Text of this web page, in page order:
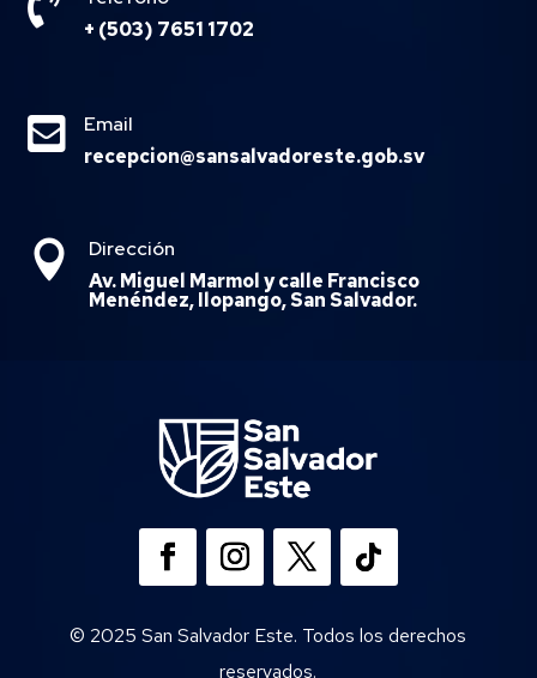
+ (503) 7651 1702

Email
recepcion@sansalvadoreste.gob.sv

Dirección
Av. Miguel Marmol y calle Francisco
Menéndez, Ilopango, San Salvador.
© 2025 San Salvador Este. Todos los derechos
reservados.